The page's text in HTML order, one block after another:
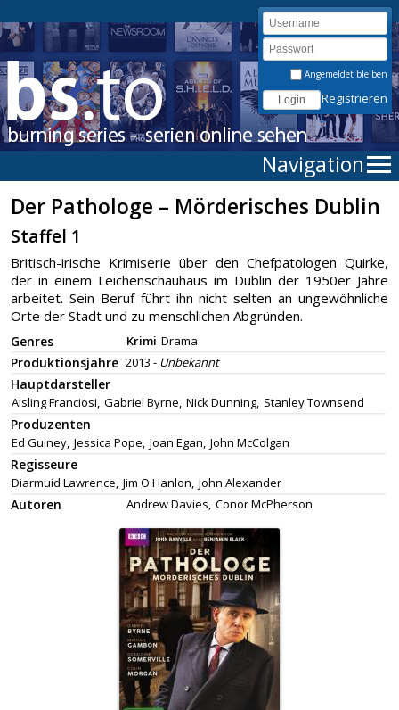
Angemeldet bleiben
Registrieren
Navigation
Der Pathologe – Mörderisches Dublin
Staffel 1
Britisch-irische Krimiserie über den Chefpatologen Quirke,
der in einem Leichenschauhaus im Dublin der 1950er Jahre
arbeitet. Sein Beruf führt ihn nicht selten an ungewöhnliche
Orte der Stadt und zu menschlichen Abgründen.
Genres Krimi Drama
Produktionsjahre 2013 - Unbekannt
Hauptdarsteller
Aisling Franciosi, Gabriel Byrne, Nick Dunning, Stanley Townsend
Produzenten
Ed Guiney, Jessica Pope, Joan Egan, John McColgan
Regisseure
Diarmuid Lawrence, Jim O'Hanlon, John Alexander
Autoren Andrew Davies, Conor McPherson